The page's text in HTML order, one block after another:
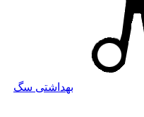
بهداشتی سگ